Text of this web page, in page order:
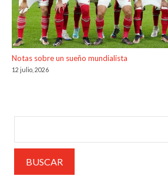
Notas sobre un sueño mundialista
12 julio, 2026